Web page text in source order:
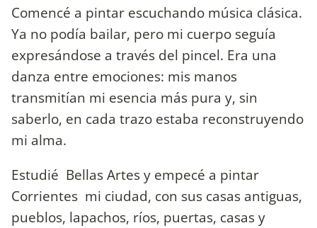
Comencé a pintar escuchando música clásica.
Ya no podía bailar, pero mi cuerpo seguía
expresándose a través del pincel. Era una
danza entre emociones: mis manos
transmitían mi esencia más pura y, sin
saberlo, en cada trazo estaba reconstruyendo
mi alma.
Estudié Bellas Artes y empecé a pintar
Corrientes mi ciudad, con sus casas antiguas,
pueblos, lapachos, ríos, puertas, casas y